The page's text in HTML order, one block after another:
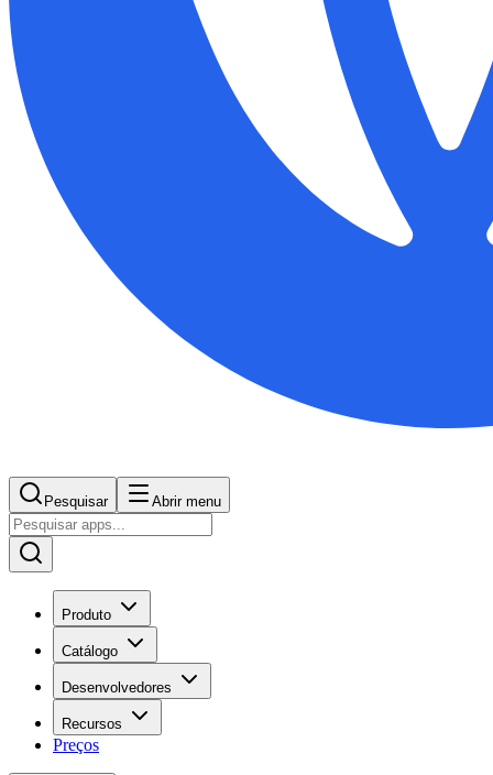
Pesquisar Abrir menu
Produto
Catálogo
Desenvolvedores
Recursos
Preços